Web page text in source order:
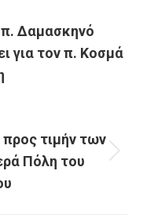
π. Δαμασκηνό
για τον π. Κοσμά
τιμήν των
Πόλη του